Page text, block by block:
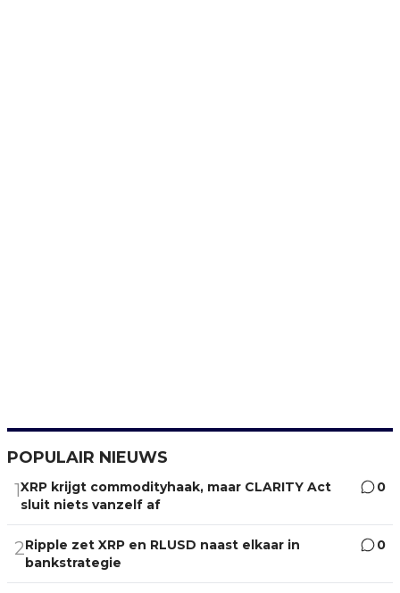
POPULAIR NIEUWS
1XRP krijgt commodityhaak, maar CLARITY Act
sluit niets vanzelf af
0
2Ripple zet XRP en RLUSD naast elkaar in
bankstrategie
0